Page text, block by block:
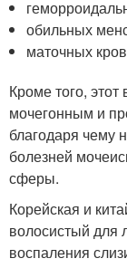
обильных
маточных
Кроме того,
мочегонным и
благодаря чему
болезней
сферы.
Корейская и
волосистый для
воспаления